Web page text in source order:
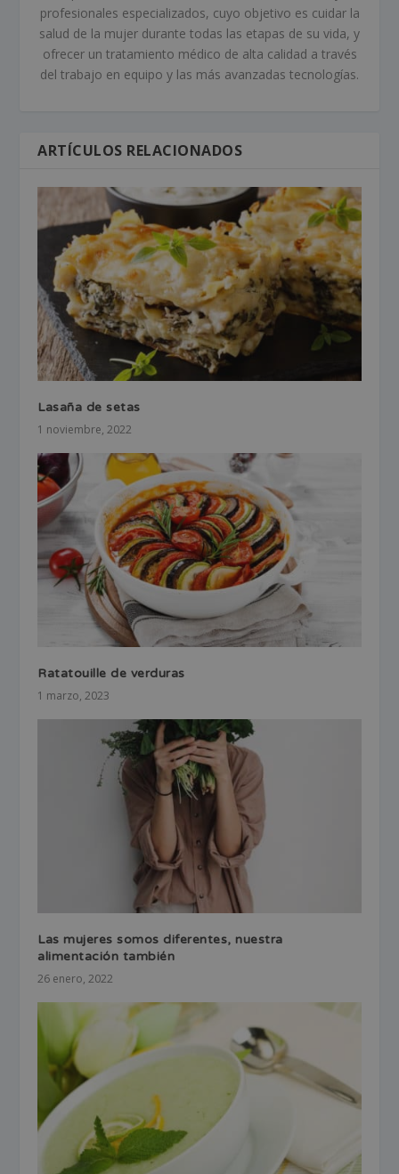
profesionales especializados, cuyo objetivo es cuidar la
salud de la mujer durante todas las etapas de su vida, y
ofrecer un tratamiento médico de alta calidad a través
del trabajo en equipo y las más avanzadas tecnologías.
ARTÍCULOS RELACIONADOS
Lasaña de setas
1 noviembre, 2022
Ratatouille de verduras
1 marzo, 2023
Las mujeres somos diferentes, nuestra
alimentación también
26 enero, 2022